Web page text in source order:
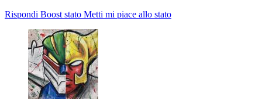
Rispondi Boost stato Metti mi piace allo stato